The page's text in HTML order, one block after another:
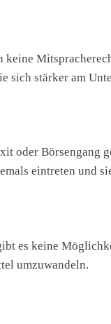
sich stärker am
oder Börsengang
eintreten und
es keine
umzuwandeln.